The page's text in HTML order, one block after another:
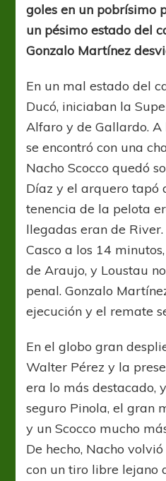
goles en un pobrísimo
un pésimo estado del
Gonzalo Martínez
En un mal estado del
Ducó, iniciaban la
Alfaro y de Gallardo.
se encontró con una
Nacho Scocco quedó
Díaz y el arquero tapó
tenencia de la pelota
llegadas eran de
Casco a los 14
de Araujo, y Loustau
penal. Gonzalo
ejecución y el remate
En el globo gran
Walter Pérez y la
era lo más destacado,
seguro Pinola, el gran
y un Scocco mucho
De hecho, Nacho
con un tiro libre lejano